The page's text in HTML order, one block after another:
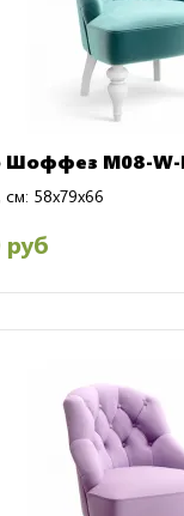
Шоффез M08-W-
см: 58x79x66
руб